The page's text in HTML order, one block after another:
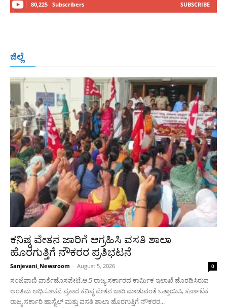
80,225 Subscribers SUBSCRIBE
ಜಿಲ್ಲೆ
More
ಕನಿಷ್ಠ ವೇತನ ಜಾರಿಗೆ ಆಗ್ರಹಿಸಿ ವಸತಿ ಶಾಲಾ
ಹೊರಗುತ್ತಿಗೆ ನೌಕರರ ಪ್ರತಿಭಟನೆ
Sanjevani_Newsroom - August 5, 2026 0
ಸಂಜೆವಾಣಿ ವಾರ್ತೆಹೊಸಪೇಟೆ.ಆ.5 ರಾಜ್ಯ ಸರ್ಕಾರದ ಕಾರ್ಮಿಕ ಇಲಾಖೆ ಹೊರಡಿಸಿರುವ
ಅಂತಿಮ ಅಧಿಸೂಚನೆ ಪ್ರಕಾರ ಕನಿಷ್ಠ ವೇತನ ಜಾರಿ ಮಾಡುವಂತೆ ಒತ್ತಾಯಿಸಿ, ಕರ್ನಾಟಕ
ರಾಜ್ಯ ಸರ್ಕಾರಿ ಹಾಸ್ಟೆಲ್ ಮತ್ತು ವಸತಿ ಶಾಲಾ ಹೊರಗುತ್ತಿಗೆ ನೌಕರರ...